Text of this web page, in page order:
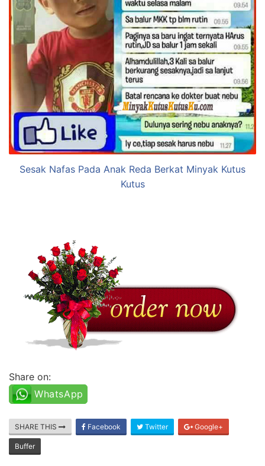
Sesak Nafas Pada Anak Reda Berkat Minyak Kutus
Kutus
Share on:
WhatsApp
SHARE THIS Facebook Twitter Google+
Buffer